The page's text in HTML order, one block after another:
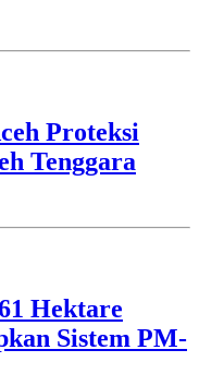
Proteksi
Tenggara
Hektare
Sistem PM-